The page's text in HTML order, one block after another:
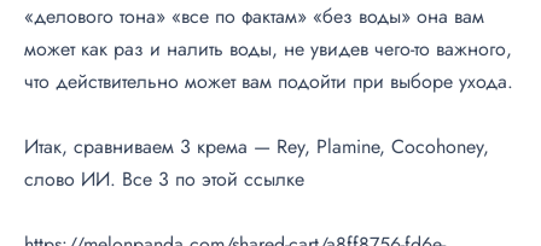
«делового тона» «все по фактам» «без воды» она вам
может как раз и налить воды, не увидев чего-то важного,
что действительно может вам подойти при выборе ухода.
Итак, сравниваем 3 крема — Rey, Plamine, Cocohoney,
слово ИИ. Все 3 по этой ссылке